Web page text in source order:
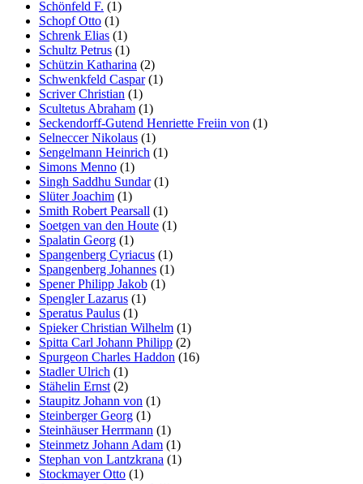
Schönfeld F. (1)
Schopf Otto (1)
Schrenk Elias (1)
Schultz Petrus (1)
Schützin Katharina (2)
Schwenkfeld Caspar(1)
Scriver Christian (1)
Scultetus Abraham (1)
Seckendorff-Gutend Henriette Freiin von (1)
Selneccer Nikolaus (1)
Sengelmann Heinrich (1)
Simons Menno (1)
Singh Saddhu Sundar(1)
Slüter Joachim (1)
Smith Robert Pearsall (1)
Soetgen van den Houte (1)
Spalatin Georg (1)
Spangenberg Cyriacus (1)
Spangenberg Johannes (1)
Spener Philipp Jakob (1)
Spengler Lazarus (1)
Speratus Paulus (1)
Spieker Christian Wilhelm (1)
Spitta Carl Johann Philipp (2)
Spurgeon Charles Haddon (16)
Stadler Ulrich (1)
Stähelin Ernst (2)
Staupitz Johann von (1)
Steinberger Georg (1)
Steinhäuser Herrmann (1)
Steinmetz Johann Adam (1)
Stephan von Lantzkrana (1)
Stockmayer Otto (1)